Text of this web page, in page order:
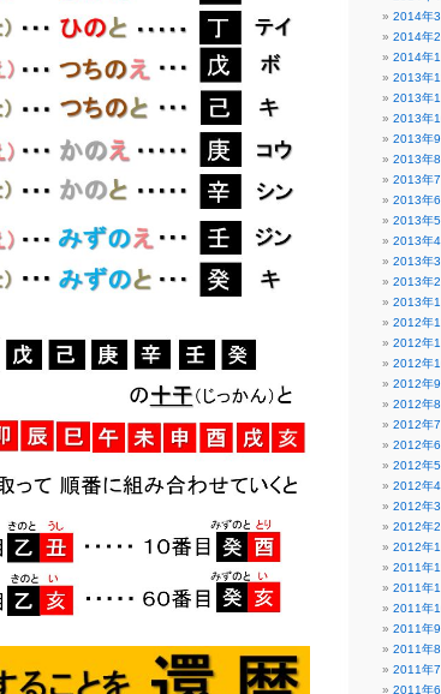
2014年3
2014年2
2014年1
2013年
2013年
2013年
2013年9
2013年8
2013年7
2013年6
2013年5
2013年4
2013年3
2013年2
2013年1
2012年
2012年
2012年
2012年9
2012年8
2012年7
2012年6
2012年5
2012年4
2012年3
2012年2
2012年1
2011年
2011年
2011年
2011年9
2011年8
2011年7
2011年6